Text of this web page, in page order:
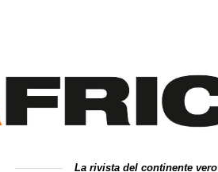
La rivista del continente vero